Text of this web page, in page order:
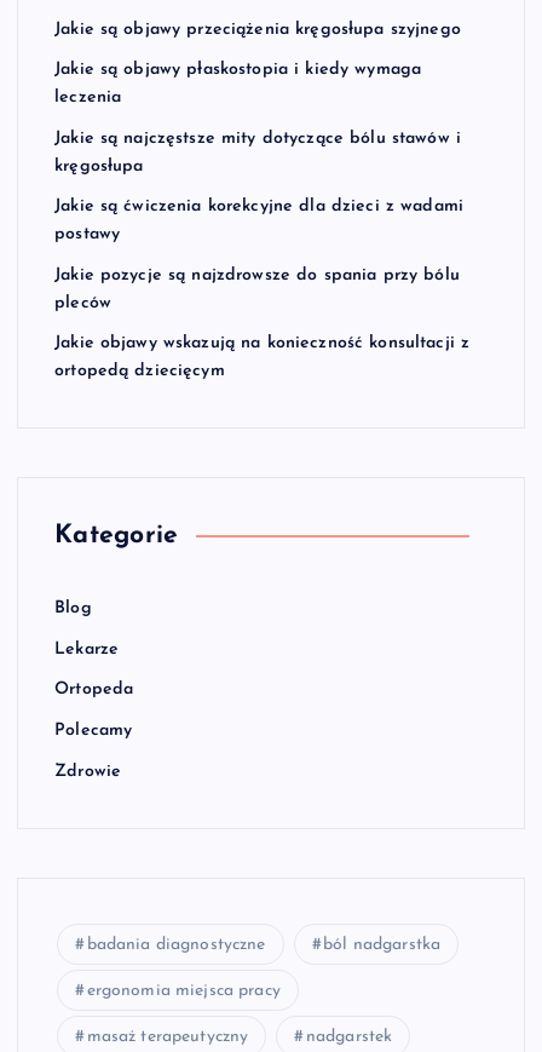
Jakie są objawy przeciążenia kręgosłupa szyjnego
Jakie są objawy płaskostopia i kiedy wymaga
leczenia
Jakie są najczęstsze mity dotyczące bólu stawów i
kręgosłupa
Jakie są ćwiczenia korekcyjne dla dzieci z wadami
postawy
Jakie pozycje są najzdrowsze do spania przy bólu
pleców
Jakie objawy wskazują na konieczność konsultacji z
ortopedą dziecięcym
Kategorie
Blog
Lekarze
Ortopeda
Polecamy
Zdrowie
badania diagnostyczne ból nadgarstka
ergonomia miejsca pracy
masaż terapeutyczny nadgarstek